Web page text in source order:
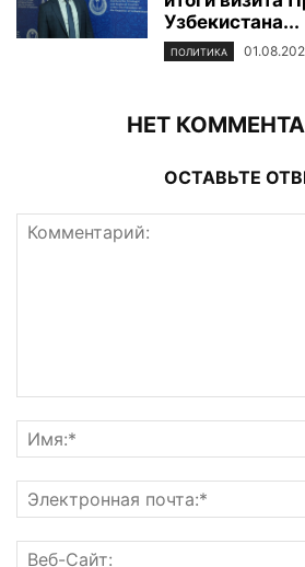
Узбекистана...
ПОЛИТИКА
НЕТ
ОСТАВЬТЕ